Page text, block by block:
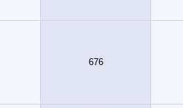
676